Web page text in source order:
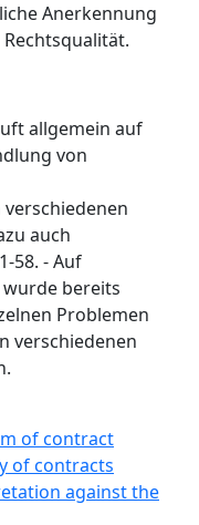
Anerkennung
allgemein auf
von
auch
58. - Auf
bereits
Problemen
verschiedenen
of contract
of contracts
against the